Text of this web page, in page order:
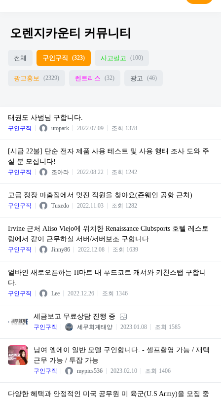
오렌지카운티 커뮤니티
전체 구인구직 (323) 사고팔고 (100)
광고홍보 (2329) 렌트리스 (32) 광고 (46)
태권도 사범님 구합니다.
구인구직 utopark 2022.07.09 조회 1378
[시급 22불] 단순 전자 제품 사용 테스트 및 사용 행태 조사 도와 주
실 분 모십니다!
구인구직 조아라 2022.08.22 조회 1242
고급 정장 마춤집에서 멋진 직원을 찾아요(죤웨인 공항 근처)
구인구직 Tuxedo 2022.11.03 조회 1282
Irvine 근처 Aliso Viejo에 위치한 Renaissance Clubsports 호텔 레스토
랑에서 같이 근무하실 서버/서버보조 구합니다
구인구직 Jinny86 2022.12.08 조회 1639
얼바인 새로오픈하는 H마트 내 푸드코트 캐셔와 키친스탭 구합니
다.
구인구직 Lee 2022.12.26 조회 1346
세금보고 무료상담 진행 중
구인구직 세무회계태양 2023.01.08 조회 1585
남여 엘에이 일반 모델 구인합니다. - 셀프촬영 가능 / 재택
근무 가능 / 투잡 가능
구인구직 mypics536 2023.02.10 조회 1406
다양한 혜택과 안정적인 미국 공무원 미 육군(U.S Army)을 모집 중